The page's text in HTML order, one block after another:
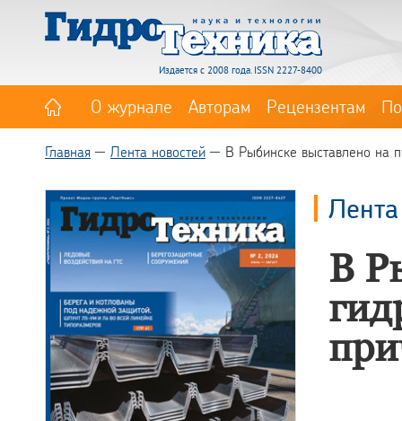
Издается с 2008 года. ISSN 2227-8400
О журнале Авторам Рецензентам
Главная Лента новостей В Рыбинске выставлено на
В